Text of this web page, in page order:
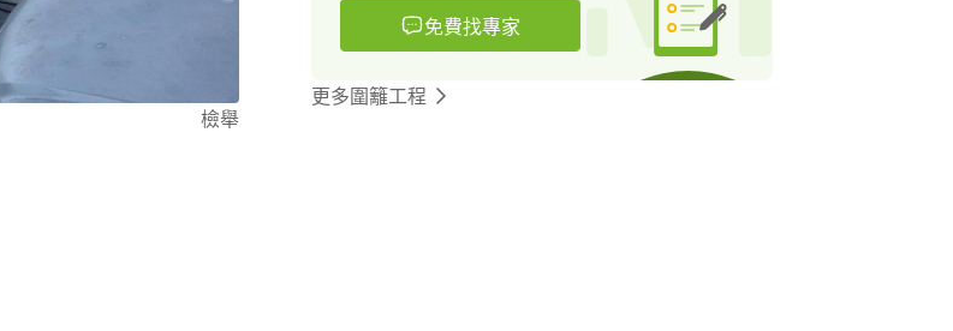
檢舉
免費找專家
更多圍籬工程